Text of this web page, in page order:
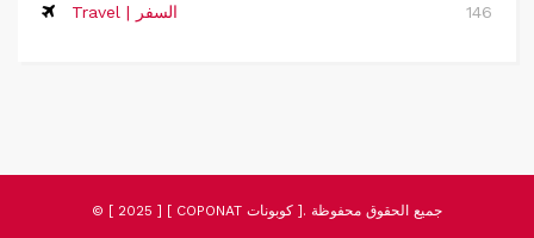
Travel | السفر 146
© [ 2025 ] [ COPONAT كوبونات ]. جميع الحقوق محفوظة